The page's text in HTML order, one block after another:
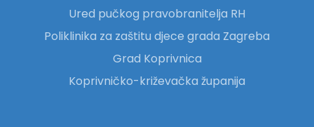
Ured pučkog pravobranitelja RH
Poliklinika za zaštitu djece grada Zagreba
Grad Koprivnica
Koprivničko-križevačka županija